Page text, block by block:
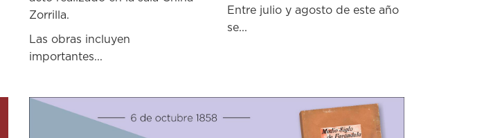
Zorrilla.
Las obras incluyen
importantes...
Entre julio y agosto de este año
se...